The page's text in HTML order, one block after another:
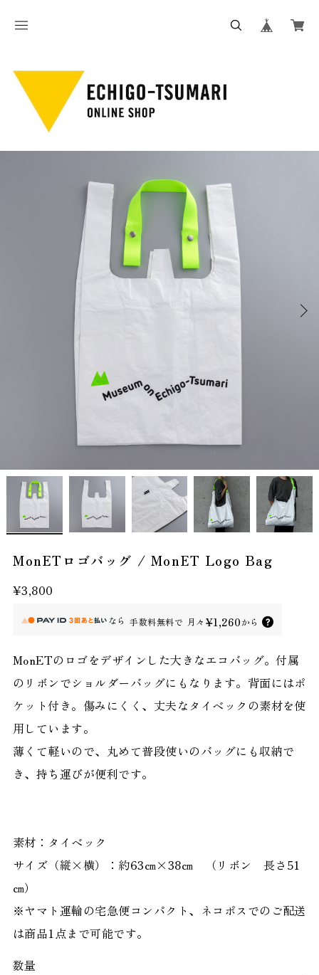
MonETロゴバッグ / MonET Logo Bag
¥3,800
なら 手数料無料で 月々 ¥1,260から
MonETのロゴをデザインした大きなエコバッグ。付属
のリボンでショルダーバッグにもなります。背面にはポ
ケット付き。傷みにくく、丈夫なタイベックの素材を使
用しています。
薄くて軽いので、丸めて普段使いのバッグにも収納で
き、持ち運びが便利です。
素材：タイベック
サイズ（縦×横）：約63㎝×38㎝ （リボン 長さ51
㎝）
※ヤマト運輸の宅急便コンパクト、ネコポスでのご配送
は商品1点まで可能です。
数量